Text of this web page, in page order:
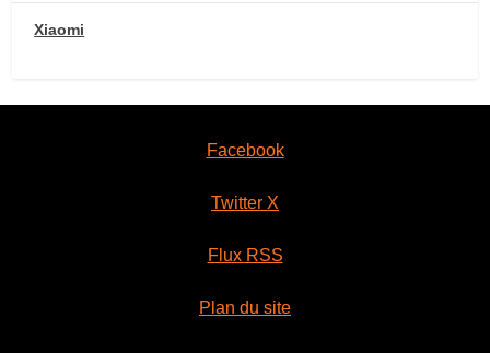
Xiaomi
Facebook
Twitter X
Flux RSS
Plan du site